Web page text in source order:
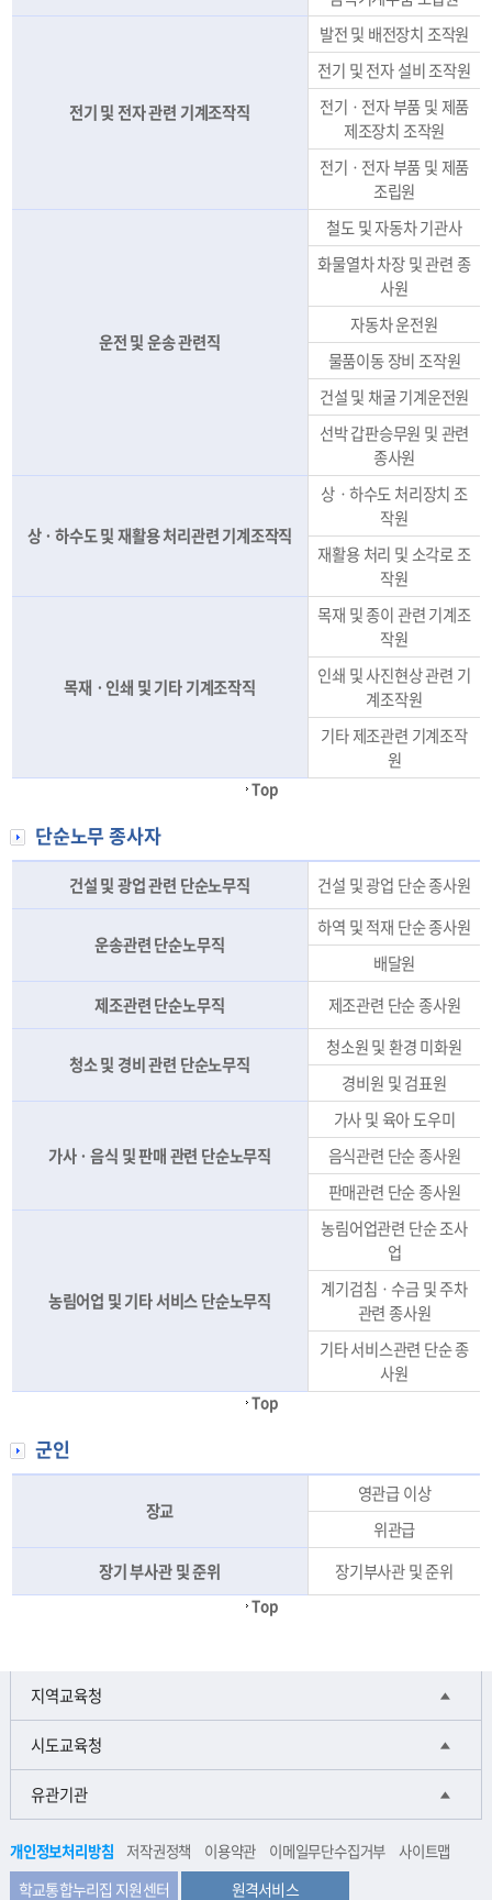
전기 및 전자 관련 기계조작직
발전 및 배전장치 조작원
전기 및 전자 설비 조작원
전기ㆍ전자 부품 및 제품
제조장치 조작원
전기ㆍ전자 부품 및 제품
조립원
운전 및 운송 관련직
철도 및 자동차 기관사
화물열차 차장 및 관련 종
사원
자동차 운전원
물품이동 장비 조작원
건설 및 채굴 기계운전원
선박 갑판승무원 및 관련
종사원
상ㆍ하수도 및 재활용 처리관련 기계조작직
상ㆍ하수도 처리장치 조
작원
재활용 처리 및 소각로 조
작원
목재ㆍ인쇄 및 기타 기계조작직
목재 및 종이 관련 기계조
작원
인쇄 및 사진현상 관련 기
계조작원
기타 제조관련 기계조작
원
Top
단순노무 종사자
건설 및 광업 관련 단순노무직 건설 및 광업 단순 종사원
운송관련 단순노무직
하역 및 적재 단순 종사원
배달원
제조관련 단순노무직
제조관련 단순 종사원
청소 및 경비 관련 단순노무직
청소원 및 환경 미화원
경비원 및 검표원
가사ㆍ음식 및 판매 관련 단순노무직
가사 및 육아 도우미
음식관련 단순 종사원
판매관련 단순 종사원
농림어업 및 기타 서비스 단순노무직
농림어업관련 단순 조사
업
계기검침ㆍ수금 및 주차
관련 종사원
기타 서비스관련 단순 종
사원
Top
군인
장교
영관급 이상
위관급
장기 부사관 및 준위
장기부사관 및 준위
Top
지역교육청
시도교육청
유관기관
개인정보처리방침 저작권정책 이용약관 이메일무단수집거부
사이트맵
학교통합누리집 지원센터
원격서비스